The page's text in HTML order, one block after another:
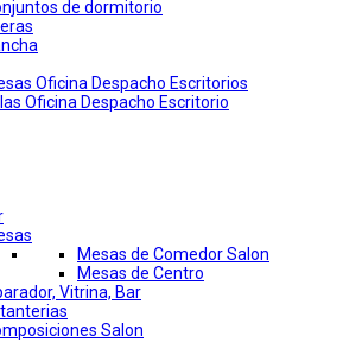
de dormitorio
Oficina Despacho Escritorios
Oficina Despacho Escritorio
Mesas de Comedor Salon
Mesas de Centro
Vitrina, Bar
Salon